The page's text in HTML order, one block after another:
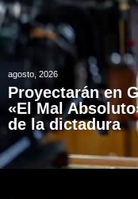
agosto, 2026
Proyectarán en
«El Mal
de la dictadura